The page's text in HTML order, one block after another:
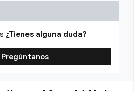
¿Tienes alguna duda?